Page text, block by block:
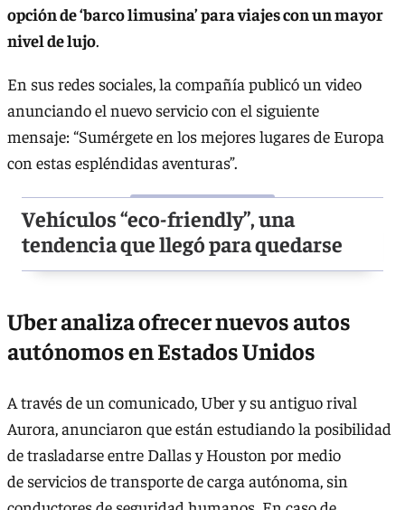
opción de ‘barco limusina’ para viajes con un mayor
nivel de lujo.
En sus redes sociales, la compañía publicó un video
anunciando el nuevo servicio con el siguiente
mensaje: “Sumérgete en los mejores lugares de Europa
con estas espléndidas aventuras”.
Vehículos “eco-friendly”, una
tendencia que llegó para quedarse
Uber analiza ofrecer nuevos autos
autónomos en Estados Unidos
A través de un comunicado, Uber y su antiguo rival
Aurora, anunciaron que están estudiando la posibilidad
de trasladarse entre Dallas y Houston por medio
de servicios de transporte de carga autónoma, sin